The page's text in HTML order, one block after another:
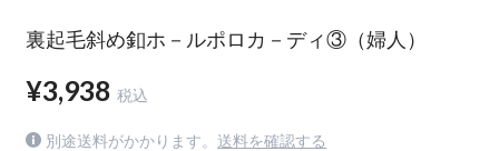
裏起毛斜め釦ホ－ルポロカ－ディ③（婦人）
¥3,938 税込
別途送料がかかります。 送料を確認する